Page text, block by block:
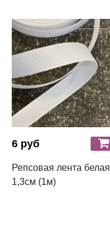
6 руб
Репсовая лента белая
1,3см (1м)